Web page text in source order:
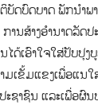
ບັດບົດບາດ ພັກນຳພ
ການສ້າງອຳນາດລັດ
ໄດ້ເອົາໃຈໃສ່ປັບປຸງ
ມເຂັ້ມແຂງເພື່ອແນ
ະຊາຊົນ ແລະເພື່ອຜົ